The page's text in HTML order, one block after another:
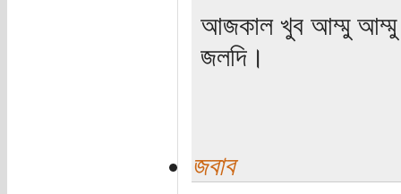
আজকাল খুব আম্মু আম্মু
জলদি।
জবাব